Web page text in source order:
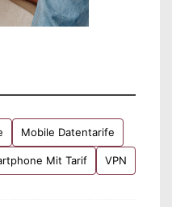
Mobile Datentarife
Mit Tarif VPN